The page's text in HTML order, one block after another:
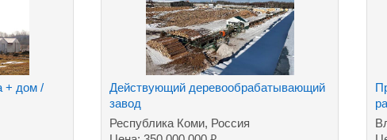
+ дом /
Действующий деревообрабатывающий
завод
Республика Коми, Россия